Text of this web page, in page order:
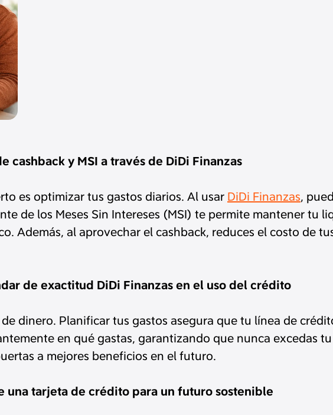
cashback y MSI a través de DiDi Finanzas
es optimizar tus gastos diarios. Al usar DiDi Finanzas,
de los Meses Sin Intereses (MSI) te permite mantener tu
Además, al aprovechar el cashback, reduces el costo de
de exactitud DiDi Finanzas en el uso del crédito
dinero. Planificar tus gastos asegura que tu línea de
en qué gastas, garantizando que nunca excedas
a mejores beneficios en el futuro.
una tarjeta de crédito para un futuro sostenible